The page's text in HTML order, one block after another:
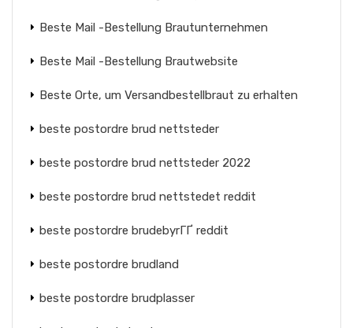
Beste Mail -Bestellung Brautunternehmen
Beste Mail -Bestellung Brautwebsite
Beste Orte, um Versandbestellbraut zu erhalten
beste postordre brud nettsteder
beste postordre brud nettsteder 2022
beste postordre brud nettstedet reddit
beste postordre brudebyrГҐ reddit
beste postordre brudland
beste postordre brudplasser